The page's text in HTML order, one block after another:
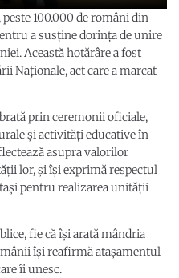
peste 100.000 de români din
a susține dorința de unire
Această hotărâre a fost
Naționale, act care a marcat
prin ceremonii oficiale,
și activități educative în
asupra valorilor
lor, și își exprimă respectul
pentru realizarea unității
fie că își arată mândria
își reafirmă atașamentul
îi unesc.